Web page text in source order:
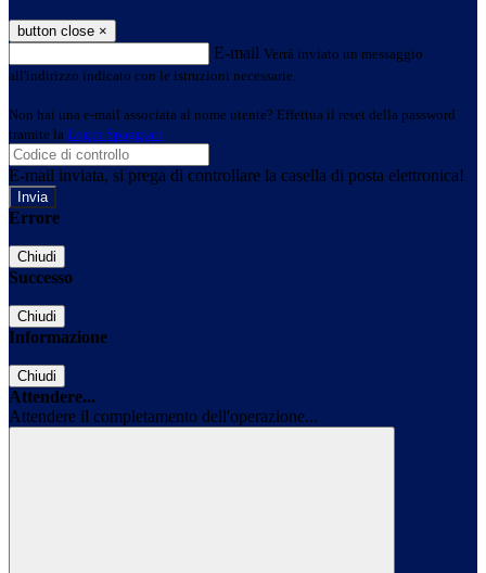
button close ×
E-mail Verrà inviato un messaggio
all'indirizzo indicato con le istruzioni necessarie.
Non hai una e-mail associata al nome utente? Effettua il reset della password
tramite la Login Spaggiari
E-mail inviata, si prega di controllare la casella di posta elettronica!
Errore
Chiudi
Successo
Chiudi
Informazione
Chiudi
Attendere...
Attendere il completamento dell'operazione...